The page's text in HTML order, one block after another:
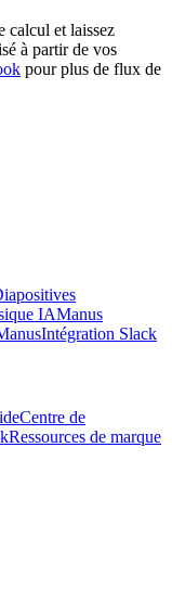
calcul et laissez
à partir de vos
pour plus de flux de
IAManus
Intégration Slack
Centre de
Ressources de marque